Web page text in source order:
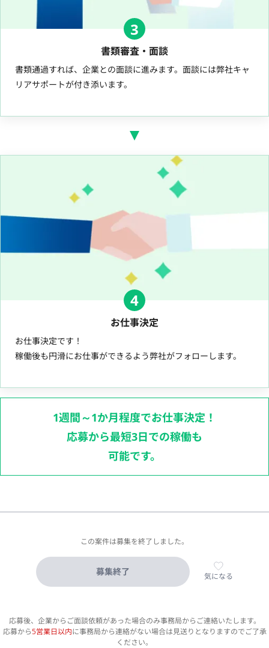
3
書類審査・面談
書類通過すれば、企業との面談に進みます。面談には弊社キャ
リアサポートが付き添います。
4
お仕事決定
お仕事決定です！
稼働後も円滑にお仕事ができるよう弊社がフォローします。
1週間～1か月程度でお仕事決定！
応募から最短3日での稼働も
可能です。
この案件は募集を終了しました。
募集終了 気になる
応募後、企業からご面談依頼があった場合のみ事務局からご連絡いたします。
応募から5営業日以内に事務局から連絡がない場合は見送りとなりますのでご了承
ください。